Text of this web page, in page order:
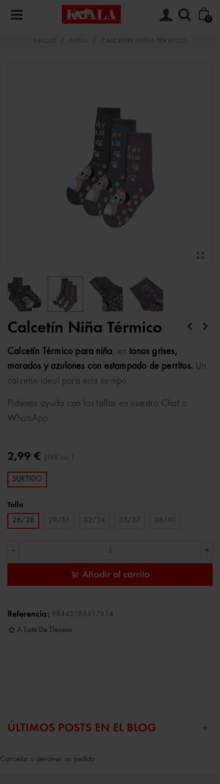
0
INICIO / NIÑA / CALCETÍN NIÑA TÉRMICO
Calcetín Niña Térmico
Calcetín Térmico para niña, en tonos grises,
morados y azulones con estampado de perritos. Un
calcetín ideal para este tiempo.
Pídenos ayuda con las tallas en nuestro Chat o
WhatsApp
2,99 € (IVA inc.)
SURTIDO
Talla
26/28
29/31 32/34 35/37 38/40
- +
Añadir al carrito
Referencia: 98445588417614
A Lista De Deseos
ÚLTIMOS POSTS EN EL BLOG
Cancelar o devolver un pedido